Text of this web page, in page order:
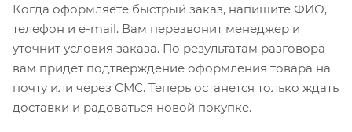
Когда оформляете быстрый заказ, напишите ФИО,
телефон и e-mail. Вам перезвонит менеджер и
уточнит условия заказа. По результатам разговора
вам придет подтверждение оформления товара на
почту или через СМС. Теперь останется только ждать
доставки и радоваться новой покупке.